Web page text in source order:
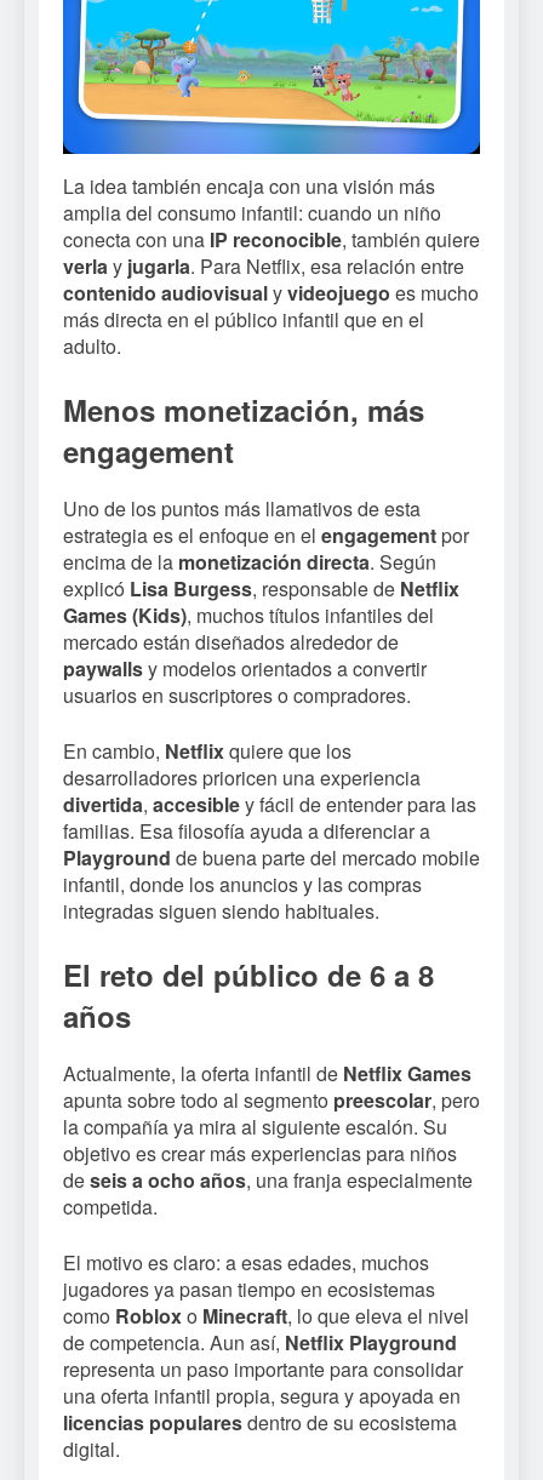
La idea también encaja con una visión más
amplia del consumo infantil: cuando un niño
conecta con una IP reconocible, también quiere
verlay jugarla. Para Netflix, esa relación entre
contenido audiovisualyvideojuego es mucho
más directa en el público infantil que en el
adulto.
Menos monetización, más
engagement
Uno de los puntos más llamativos de esta
estrategia es el enfoque en el engagement por
encima de la monetización directa. Según
explicó Lisa Burgess, responsable de Netflix
Games (Kids), muchos títulos infantiles del
mercado están diseñados alrededor de
paywallsy modelos orientados a convertir
usuarios en suscriptores o compradores.
En cambio, Netflixquiere que los
desarrolladores prioricen una experiencia
divertida, accesibley fácil de entender para las
familias. Esa filosofía ayuda a diferenciar a
Playground de buena parte del mercado mobile
infantil, donde los anuncios y las compras
integradas siguen siendo habituales.
El reto del público de 6 a 8
años
Actualmente, la oferta infantil de Netflix Games
apunta sobre todo al segmento preescolar, pero
la compañía ya mira al siguiente escalón. Su
objetivo es crear más experiencias para niños
deseis a ocho años, una franja especialmente
competida.
El motivo es claro: a esas edades, muchos
jugadores ya pasan tiempo en ecosistemas
como Robloxo Minecraft, lo que eleva el nivel
de competencia. Aun así, Netflix Playground
representa un paso importante para consolidar
una oferta infantil propia, segura y apoyada en
licencias popularesdentro de su ecosistema
digital.